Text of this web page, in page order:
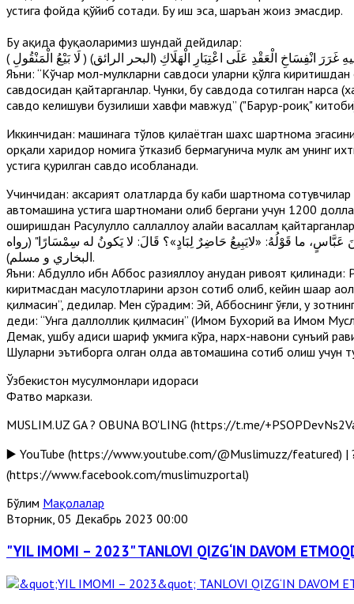
устига фойда қўйиб сотади. Бу иш эса, шаръан жоиз эмасдир.
Бу ҳақида фуқаҳоларимиз шундай дейдилар:
فِيهِ غَرَرَ انْفِسَاخِ الْعَقْدِ عَلَى اعْتِبَارِ الْهَلَاكِ (البحر الرائق)
Яъни: “Кўчар мол-мулкларни савдоси уларни қўлга
савдосидан қайтарганлар. Чунки, бу савдода сотилган нарса
савдо келишуви бузилиши хавфи мавжуд” ("Баҳрур-роиқ"
Иккинчидан: машинага тўлов қилаётган шахс шартнома
орқали харидор номига ўтказиб бермагунича мулк ҳам унинг
устига қурилган савдо ҳисобланади.
Учинчидан: аксарият ҳолатларда бу каби шартнома
автомашина устига шартномани олиб бергани учун 1200
оширишдан Расулуллоҳ саллаллоҳу алайҳи васаллам
ما قَوْلُهُ: «لايَبِيعُ حَاضِرٌ لِبَادٍ»؟ قَالَ: لا يَكونُ له سِمْسَارًا" (رواه
البخاري و مسلم).
Яъни: Абдуллоҳ ибн Аббос разияллоҳу анҳудан ривоят қилинади:
киритмасдан маҳсулотларини арзон сотиб олиб, кейин шаҳар
қилмасин”, дедилар. Мен сўрадим: Эй, Аббоснинг ўғли, у
деди: “Унга даллоллик қилмасин” (Имом Бухорий ва Имом
Демак, ушбу ҳадиси шариф ҳукмига кўра, нарх-навони сунъий
Шуларни эътиборга олган ҳолда автомашина сотиб олиш учун
Ўзбекистон мусулмонлари идораси
Фатво маркази.
MUSLIM.UZ GA ? OBUNA BO'LING (https://t.me/
▶️ YouTube (https://www.youtube.com/@Muslimuzz/featured)
(https://www.facebook.com/muslimuzportal)
Бўлим Мақолалар
Вторник, 05 Декабрь 2023 00:00
"YIL IMOMI – 2023" TANLOVI QIZG‘IN DAVOM